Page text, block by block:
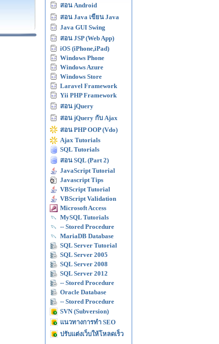
สอน Android
สอน Java เขียน Java
Java GUI Swing
สอน JSP (Web App)
iOS (iPhone,iPad)
Windows Phone
Windows Azure
Windows Store
Laravel Framework
Yii PHP Framework
สอน jQuery
สอน jQuery กับ Ajax
สอน PHP OOP (Vdo)
Ajax Tutorials
SQL Tutorials
สอน SQL (Part 2)
JavaScript Tutorial
Javascript Tips
VBScript Tutorial
VBScript Validation
Microsoft Access
MySQL Tutorials
-- Stored Procedure
MariaDB Database
SQL Server Tutorial
SQL Server 2005
SQL Server 2008
SQL Server 2012
-- Stored Procedure
Oracle Database
-- Stored Procedure
SVN (Subversion)
แนวทางการทำ SEO
ปรับแต่งเว็บให้โหลดเร็ว